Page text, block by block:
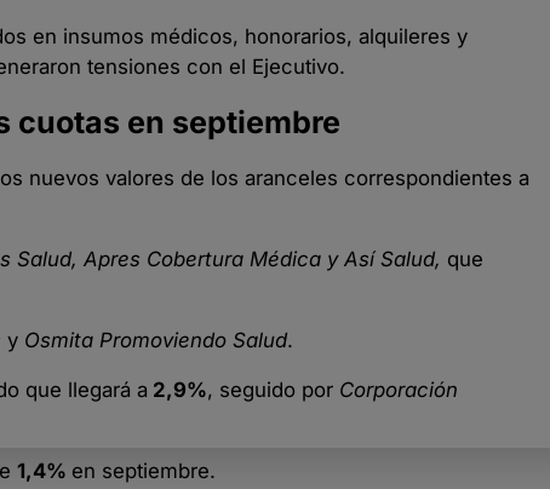
en insumos médicos, honorarios, alquileres y
tensiones con el Ejecutivo.
cuotas en septiembre
nuevos valores de los aranceles correspondientes a
Salud, Apres Cobertura Médica y Así Salud, que
y Osmita Promoviendo Salud.
que llegará a 2,9%, seguido por Corporación
1,4% en septiembre.